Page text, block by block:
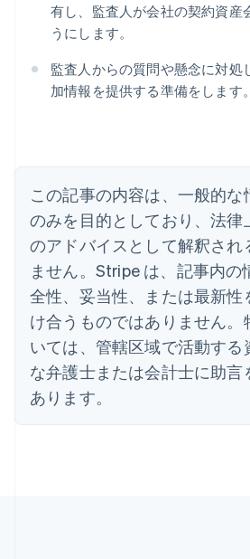
有し、監査人が会社の契約資産
うにします。
監査人からの質問や懸念に対処
加情報を提供する準備をします。
この記事の内容は、一般的
のみを目的としており、法律
のアドバイスとして解釈され
ません。Stripe は、記事内の
全性、妥当性、または最新性
け合うものではありません。
いては、管轄区域で活動する
な弁護士または会計士に助言
あります。
アイルランド
アメリカ
English Español简体中文
ItalianoEnglish
インド
エストニア
English
オーストラリア
English
オーストリア
DeutschEnglish
オランダ
NederlandsEnglish
カナダ